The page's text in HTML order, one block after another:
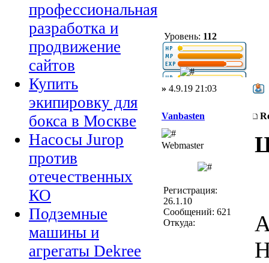
профессиональная
разработка и
продвижение
сайтов
Купить
экипировку для
бокса в Москве
Насосы Jurop
против
отечественных
КО
Подземные
машины и
агрегаты Dekree
Уровень: 112
» 4.9.19 21:03
Vanbasten
Webmaster
Регистрация:
26.1.10
Сообщений: 621
Откуда: